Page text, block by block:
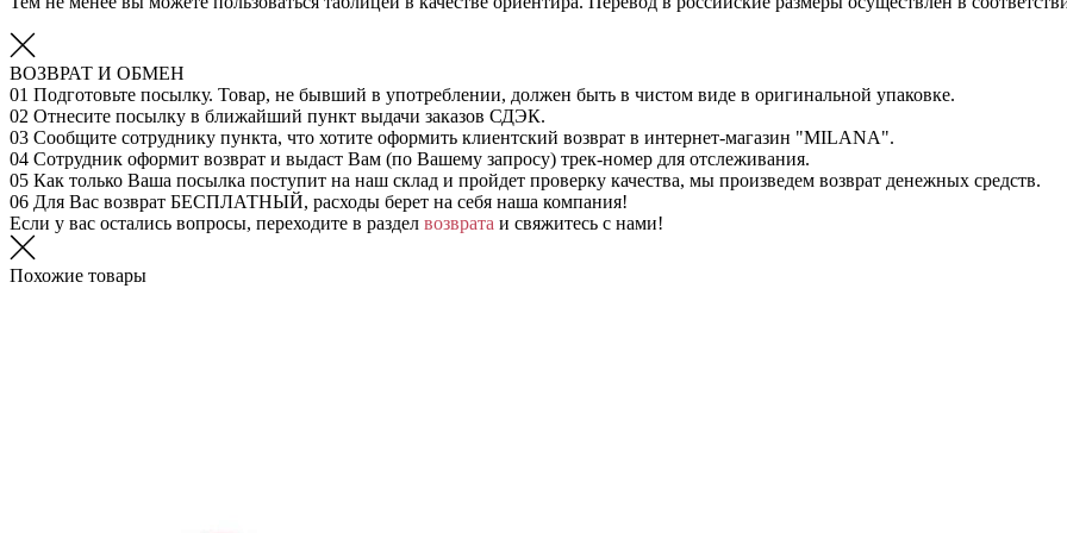
ВОЗВРАТ И ОБМЕН
01 Подготовьте посылку. Товар, не бывший в употреблении, должен быть в чистом виде в оригинальной упаковке.
02 Отнесите посылку в ближайший пункт выдачи заказов СДЭК.
03 Сообщите сотруднику пункта, что хотите оформить клиентский возврат в интернет-магазин "MILANA".
04 Сотрудник оформит возврат и выдаст Вам (по Вашему запросу) трек-номер для отслеживания.
05 Как только Ваша посылка поступит на наш склад и пройдет проверку качества, мы произведем возврат денежных средств.
06 Для Вас возврат БЕСПЛАТНЫЙ, расходы берет на себя наша компания!
Если у вас остались вопросы, переходите в раздел возврата и свяжитесь с нами!
Похожие товары